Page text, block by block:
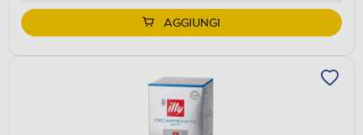
AGGIUNGI